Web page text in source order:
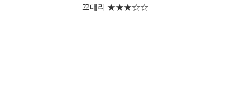
꼬대리 ★★★☆☆